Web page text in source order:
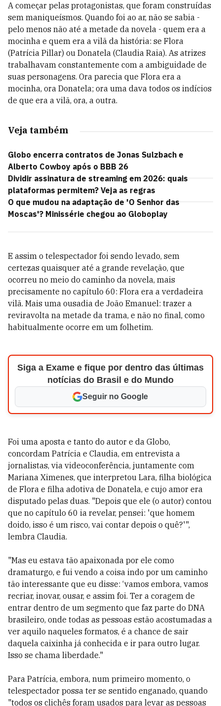
A começar pelas protagonistas, que foram construídas
sem maniqueísmos. Quando foi ao ar, não se sabia -
pelo menos não até a metade da novela - quem era a
mocinha e quem era a vilã da história: se Flora
(Patrícia Pillar) ou Donatela (Claudia Raia). As atrizes
trabalhavam constantemente com a ambiguidade de
suas personagens. Ora parecia que Flora era a
mocinha, ora Donatela; ora uma dava todos os indícios
de que era a vilã, ora, a outra.
Veja também
Globo encerra contratos de Jonas Sulzbach e
Alberto Cowboy após o BBB 26
Dividir assinatura de streaming em 2026: quais
plataformas permitem? Veja as regras
O que mudou na adaptação de 'O Senhor das
Moscas'? Minissérie chegou ao Globoplay
E assim o telespectador foi sendo levado, sem
certezas quaisquer até a grande revelação, que
ocorreu no meio do caminho da novela, mais
precisamente no capítulo 60: Flora era a verdadeira
vilã. Mais uma ousadia de João Emanuel: trazer a
reviravolta na metade da trama, e não no final, como
habitualmente ocorre em um folhetim.
Siga a Exame e fique por dentro das últimas
notícias do Brasil e do Mundo
Seguir no Google
Foi uma aposta e tanto do autor e da Globo,
concordam Patrícia e Claudia, em entrevista a
jornalistas, via videoconferência, juntamente com
Mariana Ximenes, que interpretou Lara, filha biológica
de Flora e filha adotiva de Donatela, e cujo amor era
disputado pelas duas. "Depois que ele (o autor) contou
que no capítulo 60 ia revelar, pensei: 'que homem
doido, isso é um risco, vai contar depois o quê?'",
lembra Claudia.
"Mas eu estava tão apaixonada por ele como
dramaturgo, e fui vendo a coisa indo por um caminho
tão interessante que eu disse: ‘vamos embora, vamos
recriar, inovar, ousar, e assim foi. Ter a coragem de
entrar dentro de um segmento que faz parte do DNA
brasileiro, onde todas as pessoas estão acostumadas a
ver aquilo naqueles formatos, é a chance de sair
daquela caixinha já conhecida e ir para outro lugar.
Isso se chama liberdade."
Para Patrícia, embora, num primeiro momento, o
telespectador possa ter se sentido enganado, quando
"todos os clichês foram usados para levar as pessoas